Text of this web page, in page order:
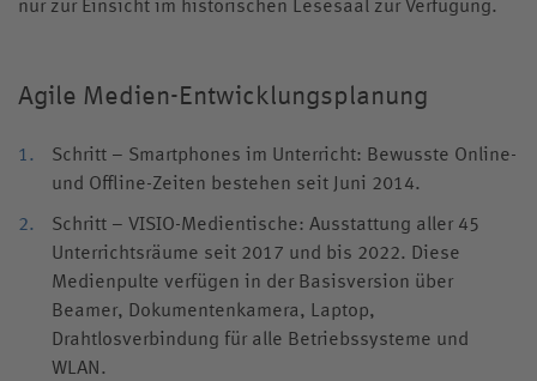
Agile Medien-Entwicklungsplanung
Schritt – Smartphones im Unterricht: Bewusste Online-
und Offline-Zeiten bestehen seit Juni 2014.
Schritt – VISIO-Medientische: Ausstattung aller 45
Unterrichtsräume seit 2017 und bis 2022. Diese
Medienpulte verfügen in der Basisversion über
Beamer, Dokumentenkamera, Laptop,
Drahtlosverbindung für alle Betriebssysteme und
WLAN.